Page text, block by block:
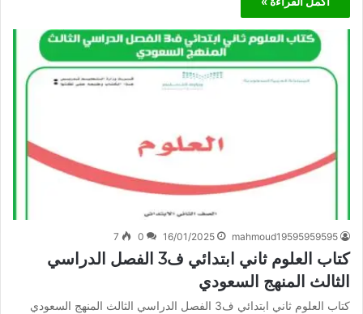
mahmoud19595959595
16/01/2025
0
7
كتاب العلوم ثاني ابتدائي ف3 الفصل الدراسي
الثالث المنهج السعودي
كتاب العلوم ثاني ابتدائي ف3 الفصل الدراسي الثالث المنهج السعودي